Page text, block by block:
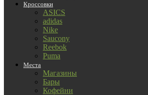
Кроссовки
ASICS
adidas
Nike
Saucony
Reebok
Puma
Места
Магазины
Бары
Кофейни